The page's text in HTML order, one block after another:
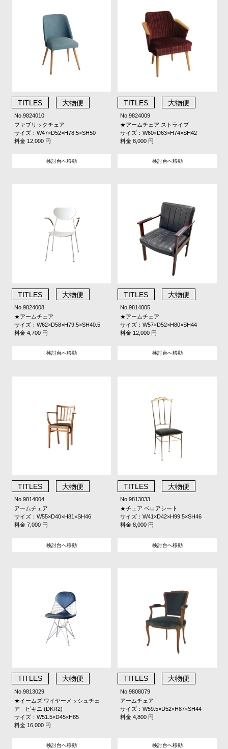
TITLES 大物便
No.9824010
ファブリックチェア
サイズ：W47×D52×H78.5×SH50
料金 12,000 円
検討台へ移動
TITLES 大物便
No.9824009
★アームチェア ストライプ
サイズ：W60×D63×H74×SH42
料金 8,000 円
検討台へ移動
TITLES 大物便
No.9824008
★アームチェア
サイズ：W62×D58×H79.5×SH40.5
料金 4,700 円
検討台へ移動
TITLES 大物便
No.9814005
★アームチェア
サイズ：W57×D52×H80×SH44
料金 12,000 円
検討台へ移動
TITLES 大物便
No.9814004
アームチェア
サイズ：W55×D40×H81×SH46
料金 7,000 円
検討台へ移動
TITLES 大物便
No.9813033
★チェア ベロアシート
サイズ：W41×D42×H99.5×SH46
料金 8,000 円
検討台へ移動
TITLES 大物便
No.9813029
★イームズ ワイヤーメッシュチェ
ア ビキニ (DKR2)
サイズ：W51.5×D45×H85
料金 16,000 円
検討台へ移動
TITLES 大物便
No.9808079
アームチェア
サイズ：W59.5×D52×H87×SH44
料金 4,800 円
検討台へ移動